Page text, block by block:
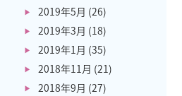
2019年5月 (26)
2019年3月 (18)
2019年1月 (35)
2018年11月 (21)
2018年9月 (27)